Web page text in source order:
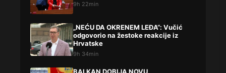
9h 22min
„NEĆU DA OKRENEM LEĐA“: Vučić
odgovorio na žestoke reakcije iz
Hrvatske
9h 34min